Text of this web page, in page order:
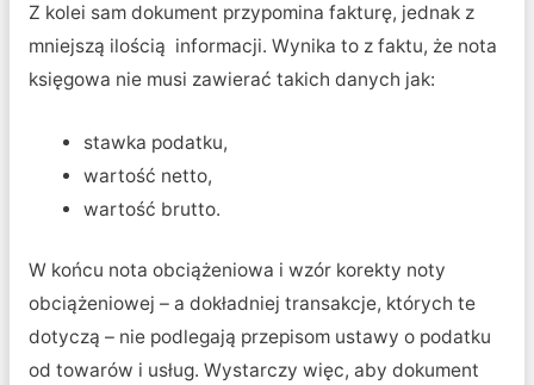
Z kolei sam dokument przypomina fakturę, jednak z
mniejszą ilością informacji. Wynika to z faktu, że nota
księgowa nie musi zawierać takich danych jak:
stawka podatku,
wartość netto,
wartość brutto.
W końcu nota obciążeniowa i wzór korekty noty
obciążeniowej – a dokładniej transakcje, których te
dotyczą – nie podlegają przepisom ustawy o podatku
od towarów i usług. Wystarczy więc, aby dokument